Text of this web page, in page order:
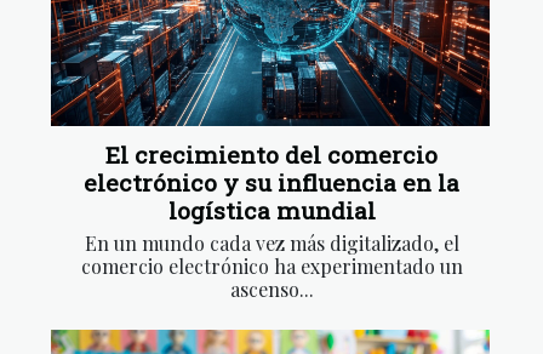
El crecimiento del comercio
electrónico y su influencia en la
logística mundial
En un mundo cada vez más digitalizado, el
comercio electrónico ha experimentado un
ascenso...